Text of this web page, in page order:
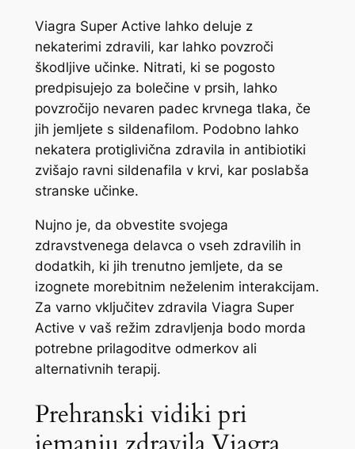
Viagra Super Active lahko deluje z
nekaterimi zdravili, kar lahko povzroči
škodljive učinke. Nitrati, ki se pogosto
predpisujejo za bolečine v prsih, lahko
povzročijo nevaren padec krvnega tlaka, če
jih jemljete s sildenafilom. Podobno lahko
nekatera protiglivična zdravila in antibiotiki
zvišajo ravni sildenafila v krvi, kar poslabša
stranske učinke.
Nujno je, da obvestite svojega
zdravstvenega delavca o vseh zdravilih in
dodatkih, ki jih trenutno jemljete, da se
izognete morebitnim neželenim interakcijam.
Za varno vključitev zdravila Viagra Super
Active v vaš režim zdravljenja bodo morda
potrebne prilagoditve odmerkov ali
alternativnih terapij.
Prehranski vidiki pri